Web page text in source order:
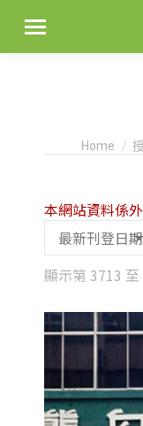
You are
Home
顯示第 3713
本網站資料係